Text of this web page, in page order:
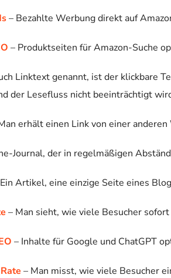
– Bezahlte Werbung direkt auf
– Produktseiten für Amazon-Suche
Linktext genannt, ist der klickbare
der Lesefluss nicht beeinträchtigt
erhält einen Link von einer
Journal, der in regelmäßigen
Artikel, eine einzige Seite eines
– Man sieht, wie viele Besucher
– Inhalte für Google und ChatGPT
– Man misst, wie viele Besucher